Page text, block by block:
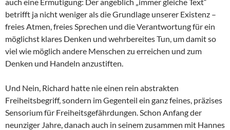
betrifft ja nicht weniger als die Grundlage unserer Existenz –
freies Atmen, freies Sprechen und die Verantwortung für ein
möglichst klares Denken und wehrbereites Tun, um damit so
viel wie möglich andere Menschen zu erreichen und zum
Denken und Handeln anzustiften.
Und Nein, Richard hatte nie einen rein abstrakten
Freiheitsbegriff, sondern im Gegenteil ein ganz feines, präzises
Sensorium für Freiheitsgefährdungen. Schon Anfang der
neunziger Jahre, danach auch in seinem zusammen mit Hannes